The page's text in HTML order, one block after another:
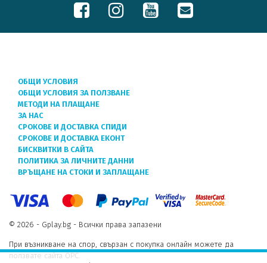
ОБЩИ УСЛОВИЯ
ОБЩИ УСЛОВИЯ ЗА ПОЛЗВАНЕ
МЕТОДИ НА ПЛАЩАНЕ
ЗА НАС
СРОКОВЕ И ДОСТАВКА СПИДИ
СРОКОВЕ И ДОСТАВКА ЕКОНТ
БИСКВИТКИ В САЙТА
ПОЛИТИКА ЗА ЛИЧНИТЕ ДАННИ
ВРЪЩАНЕ НА СТОКИ И ЗАПЛАЩАНЕ
© 2026 - Gplay.bg - Всички права запазени
При възникване на спор, свързан с покупка онлайн можете да
ползвате сайта ОРС.